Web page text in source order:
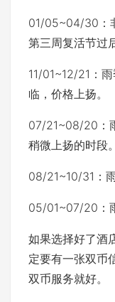
01/05~04/30：
第三周复活节过
11/01~12/21：
临，价格上扬。
07/21~08/20：
稍微上扬的时段。
08/21~10/31：
05/01~07/20：
如果选择好了酒
定要有一张双币
双币服务就好。